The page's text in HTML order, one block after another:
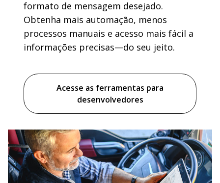
formato de mensagem desejado.
Obtenha mais automação, menos
processos manuais e acesso mais fácil a
informações precisas—do seu jeito.
Acesse as ferramentas para
desenvolvedores